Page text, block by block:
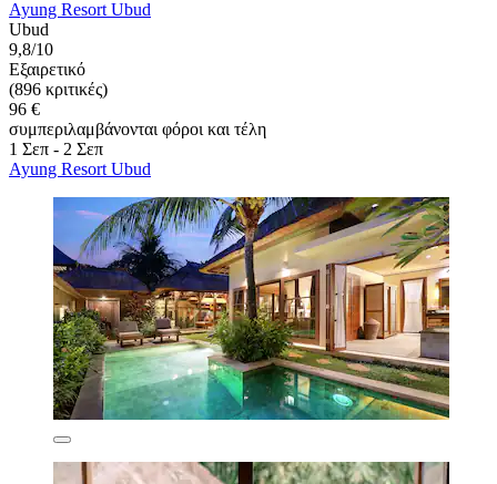
Ayung Resort Ubud
Ubud
9,8/10
Εξαιρετικό
(896 κριτικές)
96 €
συμπεριλαμβάνονται φόροι και τέλη
1 Σεπ - 2 Σεπ
Ayung Resort Ubud